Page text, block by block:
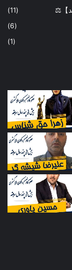
(11)
(6)
(1)